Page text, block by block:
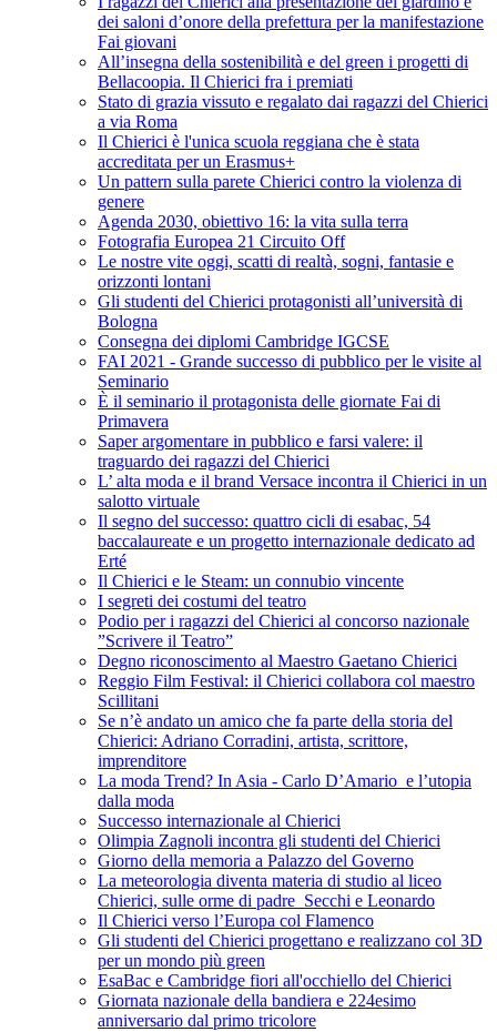
dei saloni d’onore della prefettura per la manifestazione
Fai giovani
All’insegna della sostenibilità e del green i progetti di
Bellacoopia. Il Chierici fra i premiati
Stato di grazia vissuto e regalato dai ragazzi del Chierici
a via Roma
Il Chierici è l'unica scuola reggiana che è stata
accreditata per un Erasmus+
Un pattern sulla parete Chierici contro la violenza di
genere
Agenda 2030, obiettivo 16: la vita sulla terra
Fotografia Europea 21 Circuito Off
Le nostre vite oggi, scatti di realtà, sogni, fantasie e
orizzonti lontani
Gli studenti del Chierici protagonisti all’università di
Bologna
Consegna dei diplomi Cambridge IGCSE
FAI 2021 - Grande successo di pubblico per le visite al
Seminario
È il seminario il protagonista delle giornate Fai di
Primavera
Saper argomentare in pubblico e farsi valere: il
traguardo dei ragazzi del Chierici
L’ alta moda e il brand Versace incontra il Chierici in un
salotto virtuale
Il segno del successo: quattro cicli di esabac, 54
baccalaureate e un progetto internazionale dedicato ad
Erté
Il Chierici e le Steam: un connubio vincente
I segreti dei costumi del teatro
Podio per i ragazzi del Chierici al concorso nazionale
”Scrivere il Teatro”
Degno riconoscimento al Maestro Gaetano Chierici
Reggio Film Festival: il Chierici collabora col maestro
Scillitani
Se n’è andato un amico che fa parte della storia del
Chierici: Adriano Corradini, artista, scrittore,
imprenditore
La moda Trend? In Asia - Carlo D’Amario e l’utopia
dalla moda
Successo internazionale al Chierici
Olimpia Zagnoli incontra gli studenti del Chierici
Giorno della memoria a Palazzo del Governo
La meteorologia diventa materia di studio al liceo
Chierici, sulle orme di padre Secchi e Leonardo
Il Chierici verso l’Europa col Flamenco
Gli studenti del Chierici progettano e realizzano col 3D
per un mondo più green
EsaBac e Cambridge fiori all'occhiello del Chierici
Giornata nazionale della bandiera e 224esimo
anniversario dal primo tricolore